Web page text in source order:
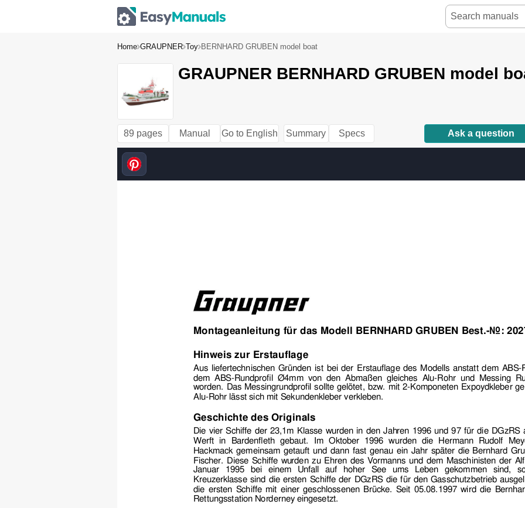
Home GRAUPNER Toy BERNHARD GRUBEN model boat
GRAUPNER BERNHARD GRUBEN model
89 pages Manual Go to English Summary Specs Ask a question
Montageanleitung für das Modell BERNHARD GRUBEN Best.-Nr.:
Hinweis zur Erstauflage
Aus liefertechnischen Gründen ist bei der Erstauflage des Modells anstatt dem
dem ABS-Rundprofil Ø4mm von den Abmaßen gleiches Alu-Rohr und Messing
worden. Das Messingrundprofil sollte gelötet, bzw. mit 2-Komponeten Expoydkleber
Alu-Rohr lässt sich mit Sekundenkleber verkleben.
Geschichte des Originals
Die vier Schiffe der 23,1m Klasse wurden in den Jahren 1996 und 97 für die DGzRS
Werft in Bardenfleth gebaut. Im Oktober 1996 wurden die Hermann Rudolf
Hackmack gemeinsam getauft und dann fast genau ein Jahr später die Bernhard
Fischer. Diese Schiffe wurden zu Ehren des Vormanns und dem Maschinisten der
Januar 1995 bei einem Unfall auf hoher See ums Leben gekommen sind,
Kreuzerklasse sind die ersten Schiffe der DGzRS die für den Gasschutzbetrieb
die ersten Schiffe mit einer geschlossenen Brücke. Seit 05.08.1997 wird die Bernha
Rettungsstation Norderney eingesetzt.